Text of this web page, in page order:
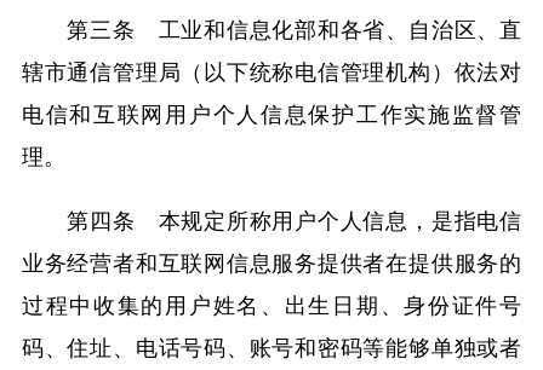
第三条 工业和信息化部和各省、自治区、直
辖市通信管理局（以下统称电信管理机构）依法对
电信和互联网用户个人信息保护工作实施监督管
理。
第四条 本规定所称用户个人信息，是指电信
业务经营者和互联网信息服务提供者在提供服务的
过程中收集的用户姓名、出生日期、身份证件号
码、住址、电话号码、账号和密码等能够单独或者